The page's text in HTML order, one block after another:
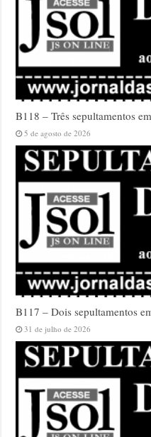
B118 – Três sepultamentos
5 de agosto de 2026
B117 – Dois sepultamentos
31 de julho de 2026